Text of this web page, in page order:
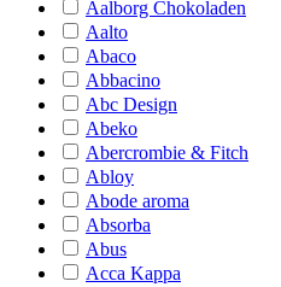
Aalborg Chokoladen
Aalto
Abaco
Abbacino
Abc Design
Abeko
Abercrombie & Fitch
Abloy
Abode aroma
Absorba
Abus
Acca Kappa